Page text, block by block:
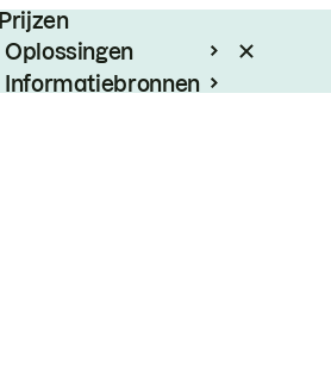
Prijzen
Oplossingen
Informatiebronnen